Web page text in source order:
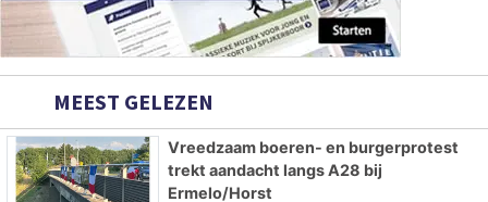
MEEST GELEZEN
Vreedzaam boeren- en burgerprotest
trekt aandacht langs A28 bij
Ermelo/Horst